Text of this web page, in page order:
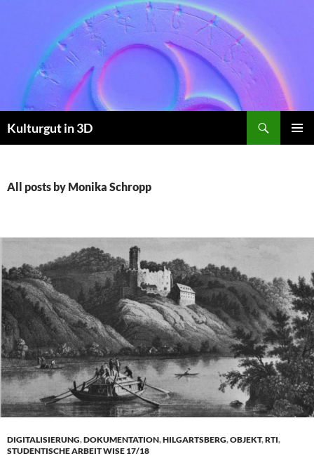
Kulturgut in 3D
All posts by Monika Schropp
DIGITALISIERUNG,DOKUMENTATION,HILGARTSBERG,OBJEKT,RTI,
STUDENTISCHE ARBEIT WISE 17/18